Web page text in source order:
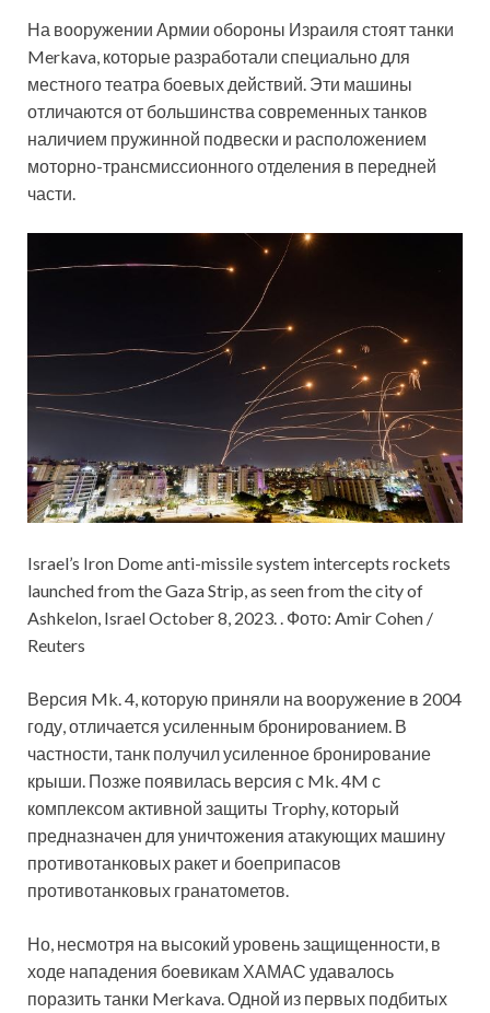
На вооружении Армии обороны Израиля стоят танки
Merkava, которые разработали специально для
местного театра боевых действий. Эти машины
отличаются от большинства современных танков
наличием пружинной подвески и расположением
моторно-трансмиссионного отделения в передней
части.
Israel’s Iron Dome anti-missile system intercepts rockets
launched from the Gaza Strip, as seen from the city of
Ashkelon, Israel October 8, 2023. . Фото: Amir Cohen /
Reuters
Версия Mk. 4, которую приняли на вооружение в 2004
году, отличается усиленным бронированием. В
частности, танк получил усиленное бронирование
крыши. Позже появилась версия с Mk. 4M с
комплексом активной защиты Trophy, который
предназначен для уничтожения атакующих машину
противотанковых ракет и боеприпасов
противотанковых гранатометов.
Но, несмотря на высокий уровень защищенности, в
ходе нападения боевикам ХАМАС удавалось
поразить танки Merkava. Одной из первых подбитых